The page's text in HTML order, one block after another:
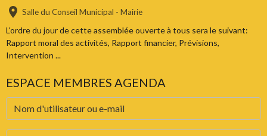
Salle du Conseil Municipal - Mairie
L'ordre du jour de cette assemblée ouverte à tous sera le suivant:
Rapport moral des activités, Rapport financier, Prévisions,
Intervention ...
ESPACE MEMBRES AGENDA